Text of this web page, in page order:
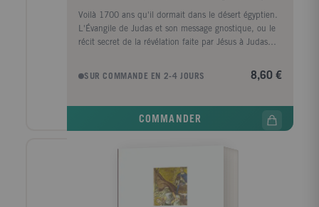
Voilà 1700 ans qu'il dormait dans le désert égyptien.
L'Évangile de Judas et son message gnostique, ou le
récit secret de la révélation faite par Jésus à Judas
religion chrétienne : Judas ne serait pas le traître
cupide que l'on croit mais l'apôtre par excellence,
révélation archéologique depuis les Rouleaux de la
commentaires qui le resituent dans le contexte du
par de multiples controverses, est en butte aux
SUR COMMANDE EN 2-4 JOURS 8,60 €
COMMANDER